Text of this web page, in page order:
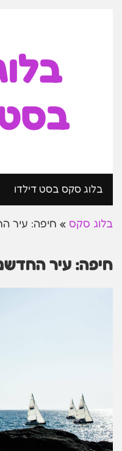
בסט
בלוג סקס בסט דילדו
בלוג סקס » חיפה: עיר
חיפה: עיר